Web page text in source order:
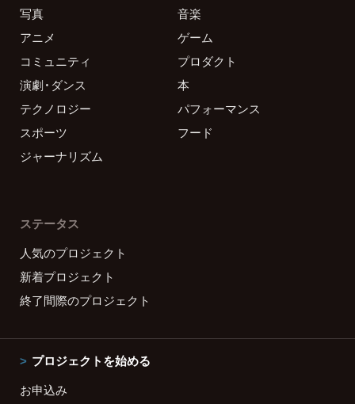
写真
音楽
アニメ
ゲーム
コミュニティ
プロダクト
演劇・ダンス
本
テクノロジー
パフォーマンス
スポーツ
フード
ジャーナリズム
ステータス
人気のプロジェクト
新着プロジェクト
終了間際のプロジェクト
プロジェクトを始める
お申込み